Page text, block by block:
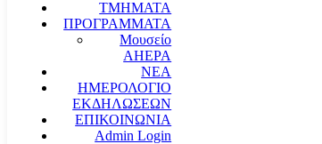
ΤΜΗΜΑΤΑ
ΠΡΟΓΡΑΜΜΑΤΑ
Μουσείο
AHEPA
ΝΕΑ
ΗΜΕΡΟΛΟΓΙΟ
ΕΚΔΗΛΩΣΕΩΝ
ΕΠΙΚΟΙΝΩΝΙΑ
Admin Login